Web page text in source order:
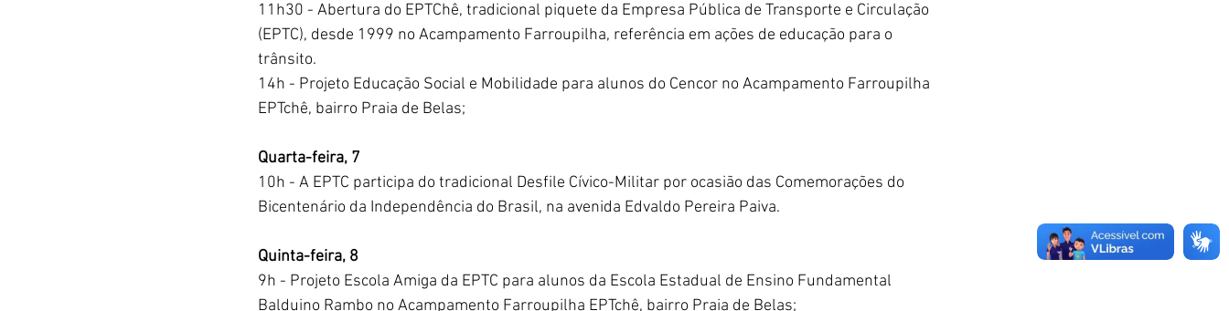
11h30 - Abertura do EPTChê, tradicional piquete da Empresa Pública de Transporte e Circulação
(EPTC), desde 1999 no Acampamento Farroupilha, referência em ações de educação para o
trânsito.
14h - Projeto Educação Social e Mobilidade para alunos do Cencor no Acampamento Farroupilha
EPTchê, bairro Praia de Belas;
Quarta-feira, 7
10h - A EPTC participa do tradicional Desfile Cívico-Militar por ocasião das Comemorações do
Bicentenário da Independência do Brasil, na avenida Edvaldo Pereira Paiva.
Quinta-feira, 8
9h - Projeto Escola Amiga da EPTC para alunos da Escola Estadual de Ensino Fundamental
Balduino Rambo no Acampamento Farroupilha EPTchê, bairro Praia de Belas;